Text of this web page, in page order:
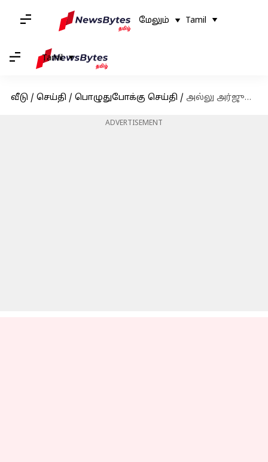
மேலும் Tamil
Tamil
வீடு / செய்தி / பொழுதுபோக்கு செய்தி / அல்லு அர்ஜுன்-அட்லீயின் 'AA22xA6' படத்தின் படப்பிடிப்பில் தீபிகா
ADVERTISEMENT